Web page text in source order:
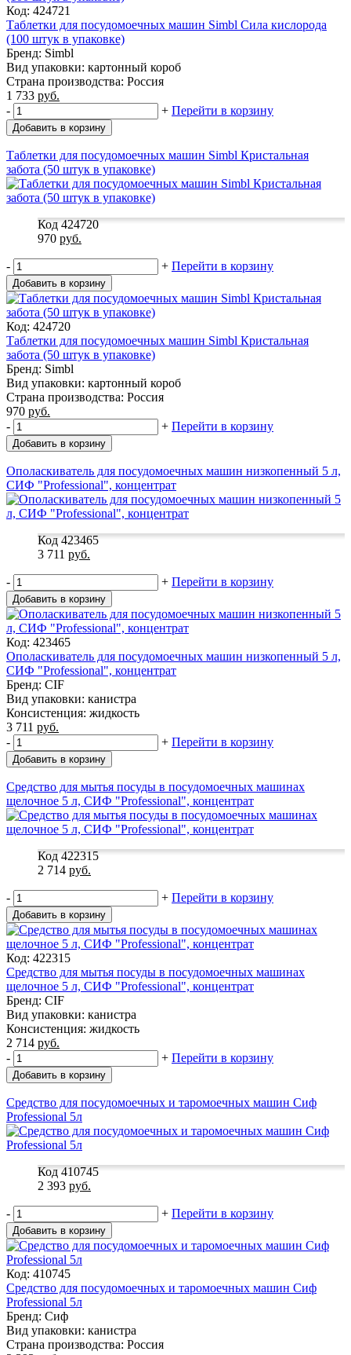
Код: 424721
Таблетки для посудомоечных машин Simbl Сила кислорода
(100 штук в упаковке)
Бренд: Simbl
Вид упаковки: картонный короб
Страна производства: Россия
1 733 руб.
-
+ Перейти в корзину
Добавить в корзину
Таблетки для посудомоечных машин Simbl Кристальная
забота (50 штук в упаковке)
Код 424720
970 руб.
- + Перейти в корзину
Добавить в корзину
Код: 424720
Таблетки для посудомоечных машин Simbl Кристальная
забота (50 штук в упаковке)
Бренд: Simbl
Вид упаковки: картонный короб
Страна производства: Россия
970 руб.
-
+ Перейти в корзину
Добавить в корзину
Ополаскиватель для посудомоечных машин низкопенный 5 л,
СИФ "Professional", концентрат
Код 423465
3 711 руб.
- + Перейти в корзину
Добавить в корзину
Код: 423465
Ополаскиватель для посудомоечных машин низкопенный 5 л,
СИФ "Professional", концентрат
Бренд: CIF
Вид упаковки: канистра
Консистенция: жидкость
3 711 руб.
-
+ Перейти в корзину
Добавить в корзину
Средство для мытья посуды в посудомоечных машинах
щелочное 5 л, СИФ "Professional", концентрат
Код 422315
2 714 руб.
- + Перейти в корзину
Добавить в корзину
Код: 422315
Средство для мытья посуды в посудомоечных машинах
щелочное 5 л, СИФ "Professional", концентрат
Бренд: CIF
Вид упаковки: канистра
Консистенция: жидкость
2 714 руб.
-
+ Перейти в корзину
Добавить в корзину
Средство для посудомоечных и таромоечных машин Сиф
Professional 5л
Код 410745
2 393 руб.
- + Перейти в корзину
Добавить в корзину
Код: 410745
Средство для посудомоечных и таромоечных машин Сиф
Professional 5л
Бренд: Сиф
Вид упаковки: канистра
Страна производства: Россия